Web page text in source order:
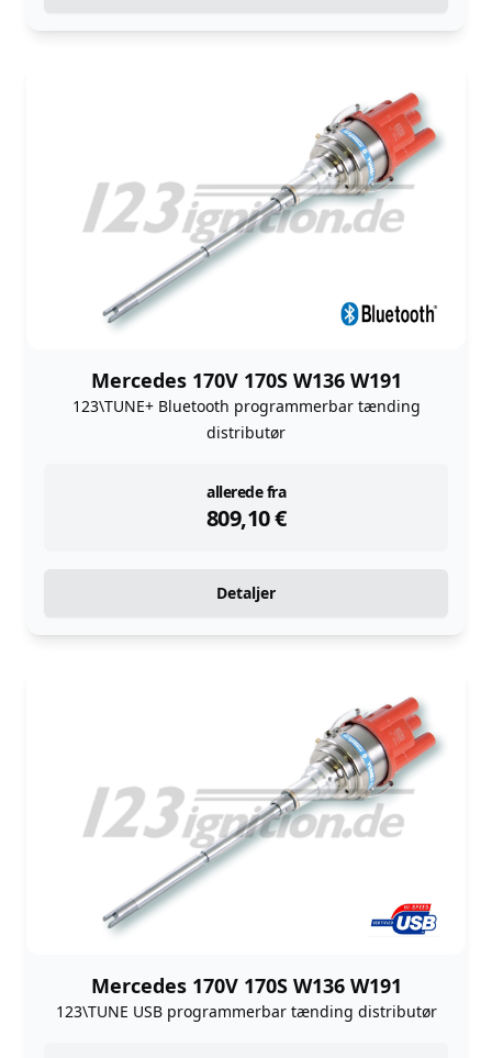
Mercedes 170V 170S W136 W191
123\TUNE+ Bluetooth programmerbar tænding
distributør
allerede fra
809,10€
instock
Detaljer
Mercedes 170V 170S W136 W191
123\TUNE USB programmerbar tænding distributør